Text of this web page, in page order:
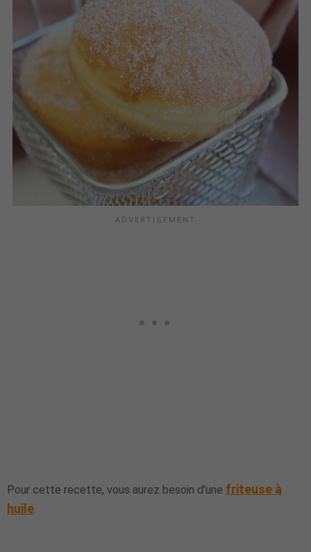
Pour cette recette, vous aurez besoin d'une friteuse à
huile.